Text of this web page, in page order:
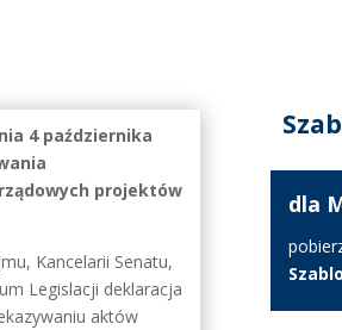
4 października
projektów
Kancelarii Senatu,
Legislacji deklaracja
aktów
dla